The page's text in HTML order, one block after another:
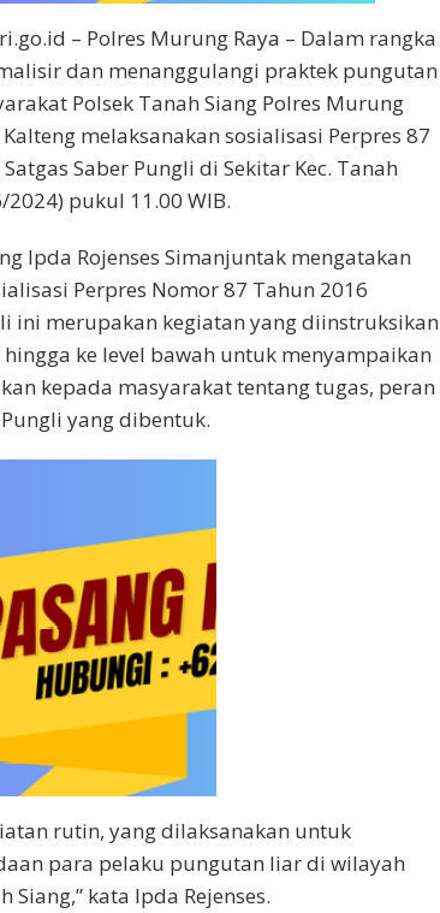
– Polres Murung Raya – Dalam rangka
dan menanggulangi praktek pungutan
Polsek Tanah Siang Polres Murung
melaksanakan sosialisasi Perpres 87
Saber Pungli di Sekitar Kec. Tanah
2024) pukul 11.00 WIB.
Ipda Rojenses Simanjuntak mengatakan
Perpres Nomor 87 Tahun 2016
ini merupakan kegiatan yang diinstruksikan
ke level bawah untuk menyampaikan
kepada masyarakat tentang tugas, peran
yang dibentuk.
rutin, yang dilaksanakan untuk
para pelaku pungutan liar di wilayah
Siang,” kata Ipda Rejenses.